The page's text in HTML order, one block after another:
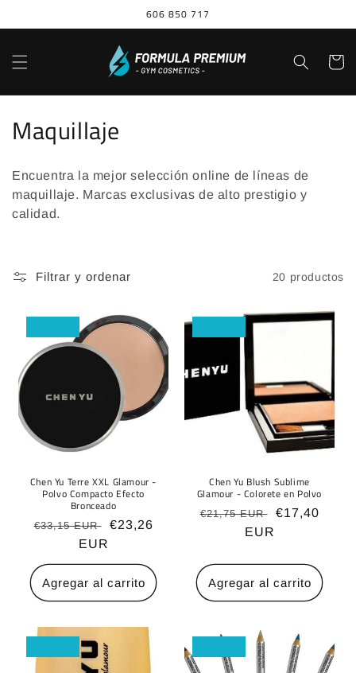
al contenido
606 850 717
Carrito
C
l
e
c
n
Maquillaje
Encuentra la mejor selección online de líneas de
maquillaje. Marcas exclusivas de alto prestigio y
calidad.
Filtrar y ordenar 20 productos
Chen Yu Terre XXL Glamour -
Polvo Compacto Efecto
Bronceado
Precio
habitual
€33,15 EUR
Precio
oferta
€23,26
EUR
Agregar al carrito
Chen Yu Blush Sublime
Glamour - Colorete en Polvo
Precio
habitual
€21,75 EUR
Precio
€17,40
EUR
Agregar al carrito